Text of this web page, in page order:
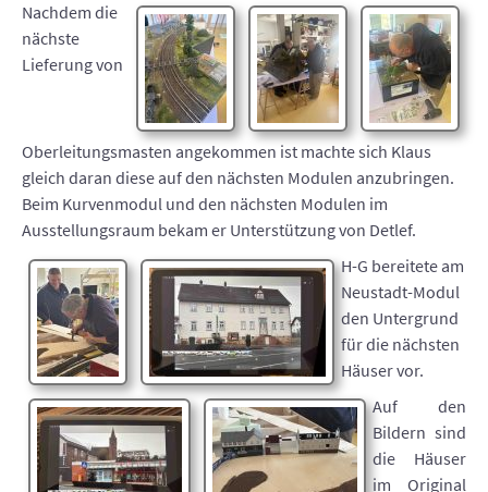
Nachdem die
nächste
Lieferung von
Oberleitungsmasten angekommen ist machte sich Klaus
gleich daran diese auf den nächsten Modulen anzubringen.
Beim Kurvenmodul und den nächsten Modulen im
Ausstellungsraum bekam er Unterstützung von Detlef.
H-G bereitete am
Neustadt-Modul
den Untergrund
für die nächsten
Häuser vor.
Auf den
Bildern sind
die Häuser
im Original